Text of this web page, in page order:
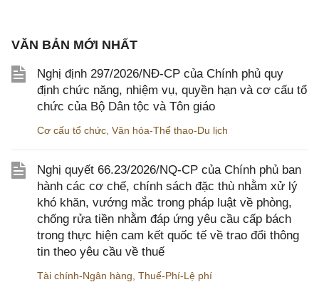
VĂN BẢN MỚI NHẤT
Nghị định 297/2026/NĐ-CP của Chính phủ quy
định chức năng, nhiệm vụ, quyền hạn và cơ cấu tổ
chức của Bộ Dân tộc và Tôn giáo
Cơ cấu tổ chức, Văn hóa-Thể thao-Du lịch
Nghị quyết 66.23/2026/NQ-CP của Chính phủ ban
hành các cơ chế, chính sách đặc thù nhằm xử lý
khó khăn, vướng mắc trong pháp luật về phòng,
chống rửa tiền nhằm đáp ứng yêu cầu cấp bách
trong thực hiện cam kết quốc tế về trao đổi thông
tin theo yêu cầu về thuế
Tài chính-Ngân hàng, Thuế-Phí-Lệ phí